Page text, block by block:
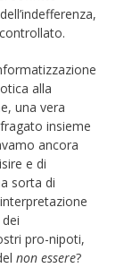
alla
una vera
insieme
ancora
e di
sorta di
pro-nipoti,
non essere?